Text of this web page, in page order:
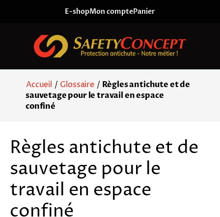
E-shopMon comptePanier
Accueil / Glossaire / Règles antichute et de
sauvetage pour le travail en espace
confiné
Règles antichute et de
sauvetage pour le
travail en espace
confiné